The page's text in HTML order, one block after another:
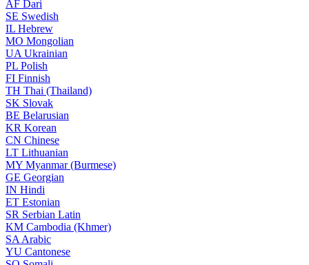
AF Dari
SE Swedish
IL Hebrew
MO Mongolian
UA Ukrainian
PL Polish
FI Finnish
TH Thai (Thailand)
SK Slovak
BE Belarusian
KR Korean
CN Chinese
LT Lithuanian
MY Myanmar (Burmese)
GE Georgian
IN Hindi
ET Estonian
SR Serbian Latin
KM Cambodia (Khmer)
SA Arabic
YU Cantonese